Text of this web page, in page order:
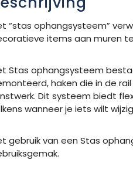
“stas ophangsysteem”
items aan muren
Stas ophangsysteem
haken die in de
Dit systeem biedt
wanneer je iets wilt
gebruik van een Stas